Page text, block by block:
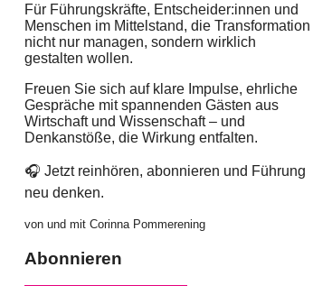
Für Führungskräfte, Entscheider:innen und
Menschen im Mittelstand, die Transformation
nicht nur managen, sondern wirklich
gestalten wollen.
Freuen Sie sich auf klare Impulse, ehrliche
Gespräche mit spannenden Gästen aus
Wirtschaft und Wissenschaft – und
Denkanstöße, die Wirkung entfalten.
🎧 Jetzt reinhören, abonnieren und Führung
neu denken.
von und mit Corinna Pommerening
Abonnieren